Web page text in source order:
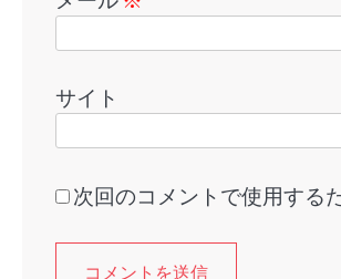
サイト
次回のコメントで使用する